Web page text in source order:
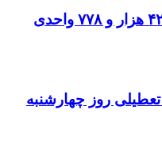
تداوم ریزش بورس؛ افت ۴۲ هزار و ۷۷۸ واحدی
روز چهارشنبه